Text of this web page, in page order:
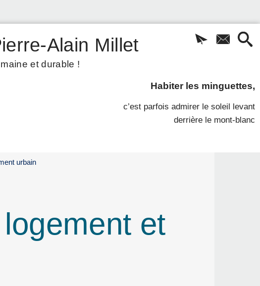
Alain Millet
et durable !
Habiter les minguettes,
c’est parfois admirer le soleil levant
derrière le mont-blanc
urbain
et